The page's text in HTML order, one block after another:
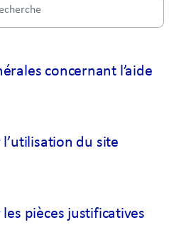
concernant l’aide
du site
pièces justificatives